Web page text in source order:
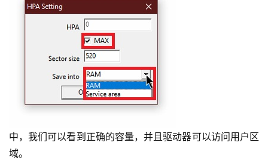
中，我们可以看到正确的容量，并且驱动器可以访问用户区
域。